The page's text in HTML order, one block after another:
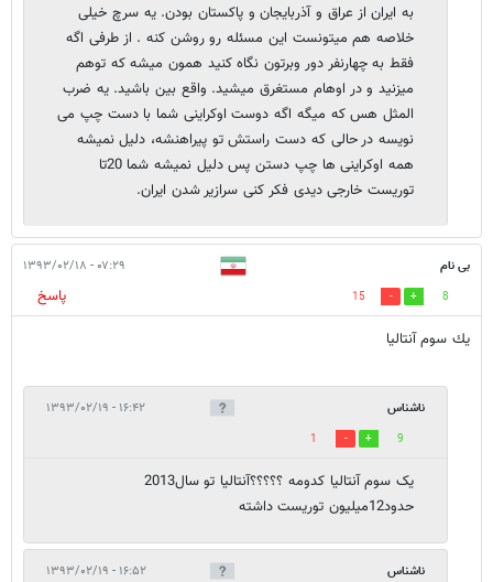
به ایران از عراق و آذربایجان و پاکستان بودن. یه سرچ خیلی
خلاصه هم میتونست این مسئله رو روشن کنه . از طرفی اگه
فقط به چهارنفر دور وبرتون نگاه کنید همون میشه که توهم
میزنید و در اوهام مستغرق میشید. واقع بین باشید. یه ضرب
المثل هس که میگه اگه دوست اوکراینی شما با دست چپ می
نویسه در حالی که دست راستش تو پیراهنشه، دلیل نمیشه
همه اوکراینی ها چپ دستن پس دلیل نمیشه شما 20تا
توریست خارجی دیدی فکر کنی سرازیر شدن ایران.
بی نام ۰۷:۲۹ - ۱۳۹۳/۰۲/۱۸
8
15
پاسخ
يك سوم آنتاليا
ناشناس ۱۶:۴۲ - ۱۳۹۳/۰۲/۱۹
9
1
یک سوم آنتالیا کدومه ؟؟؟؟؟آنتالیا تو سال2013
حدود12میلیون توریست داشته
ناشناس ۱۶:۵۲ - ۱۳۹۳/۰۲/۱۹